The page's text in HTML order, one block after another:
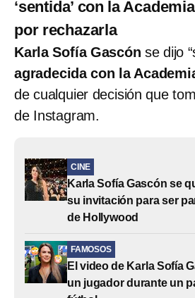
‘sentida’ con la
por rechazarla
Karla Sofía Gascón se dijo
agradecida con la
de cualquier decisión que
de Instagram.
CINE
Karla Sofía Gascón se
su invitación para ser
de Hollywood
FAMOSOS
El video de Karla Sofía
un jugador durante un